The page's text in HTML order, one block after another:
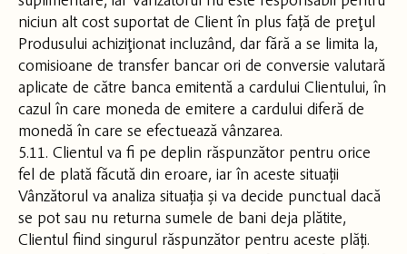
niciun alt cost suportat de Client în plus față de preţul
Produsului achiziţionat incluzând, dar fără a se limita la,
comisioane de transfer bancar ori de conversie valutară
aplicate de către banca emitentă a cardului Clientului, în
cazul în care moneda de emitere a cardului diferă de
monedă în care se efectuează vânzarea.
5.11. Clientul va fi pe deplin răspunzător pentru orice
fel de plată făcută din eroare, iar în aceste situații
Vânzătorul va analiza situația și va decide punctual dacă
se pot sau nu returna sumele de bani deja plătite,
Clientul fiind singurul răspunzător pentru aceste plăți.